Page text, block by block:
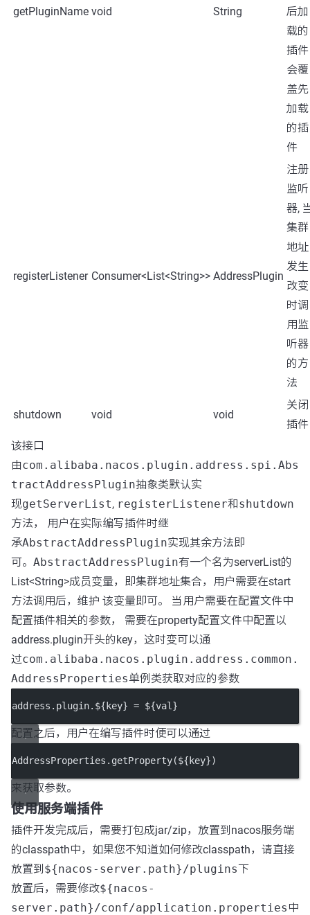
getPluginName void String
后加
载的
插件
会覆
盖先
加载
的插
件
registerListener Consumer<List<String>> AddressPlugin
注册
监听
器,
集群
地址
发生
改变
时调
用监
听器
的方
法
shutdown void void
关闭
插件
该接口
由com.alibaba.nacos.plugin.address.spi.Abs
tractAddressPlugin抽象类默认实
现getServerList, registerListener和shutdown
方法， 用户在实际编写插件时继
承AbstractAddressPlugin实现其余方法即
可。 AbstractAddressPlugin有一个名为serverList的
List<String>成员变量，即集群地址集合，用户需要在start
方法调用后，维护 该变量即可。 当用户需要在配置文件中
配置插件相关的参数， 需要在property配置文件中配置以
address.plugin开头的key，这时变可以通
过com.alibaba.nacos.plugin.address.common.
AddressProperties单例类获取对应的参数
address.plugin.${key} = ${val}
配置之后，用户在编写插件时便可以通过
AddressProperties. getProperty(${key})
来获取参数。
使用服务端插件
插件开发完成后，需要打包成jar/zip，放置到nacos服务端
的classpath中，如果您不知道如何修改classpath，请直接
放置到 ${nacos-server.path}/plugins下
放置后，需要修改${nacos-
server.path}/conf/application.properties 中